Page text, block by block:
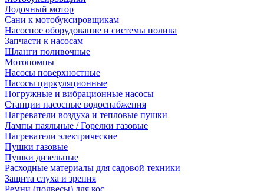
Лодочный мотор
Сани к мотобуксировщикам
Насосное оборудование и системы полива
Запчасти к насосам
Шланги поливочные
Мотопомпы
Насосы поверхностные
Насосы циркуляционные
Погружные и вибрационные насосы
Станции насосные водоснабжения
Нагреватели воздуха и тепловые пушки
Лампы паяльные / Горелки газовые
Нагреватели электрические
Пушки газовые
Пушки дизельные
Расходные материалы для садовой техники
Защита слуха и зрения
Ремни (подвесы) для кос